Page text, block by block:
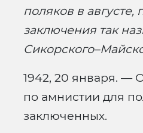
поляков в августе,
заключения так
1942, 20 января. —
по амнистии для
заключенных.